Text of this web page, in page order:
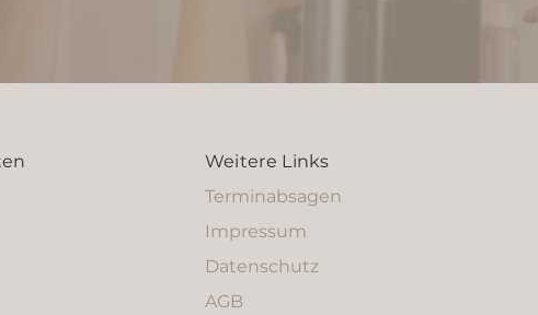
Weitere Links
Terminabsagen
Impressum
Datenschutz
AGB